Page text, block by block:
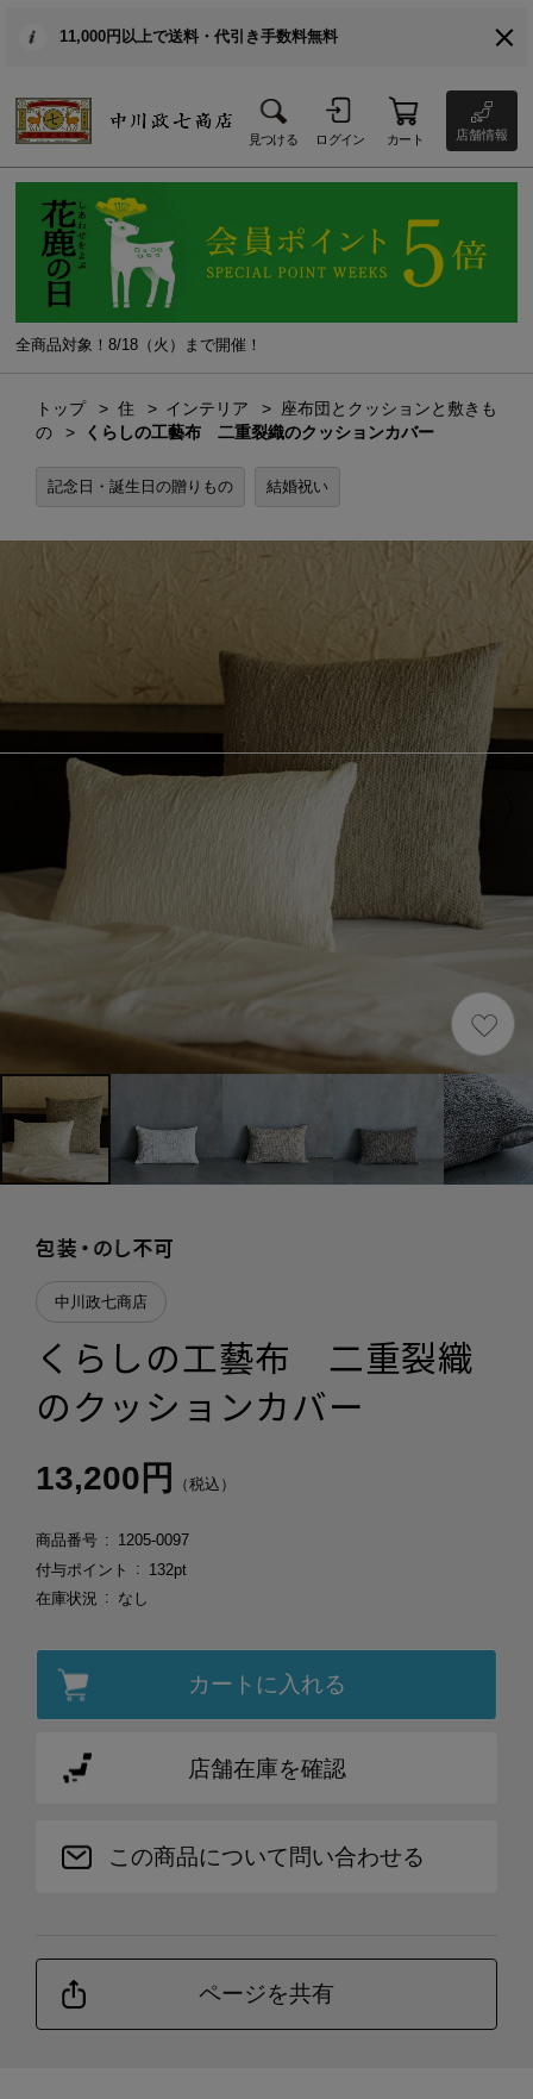
11,000円以上で送料・代引き手数料無料
見つける ログイン カート 店舗情報
全商品対象！8/18（火）まで開催！
トップ 住 インテリア
座布団とクッションと敷きも
の
くらしの工藝布 二重裂織のクッションカバー
記念日・誕生日の贈りもの 結婚祝い
中川政七商店
くらしの工藝布 二重裂織
のクッションカバー
13,200円 （税込）
商品番号
1205-0097
付与ポイント
132pt
在庫状況
なし
カートに入れる
店舗在庫を確認
この商品について問い合わせる
ページを共有